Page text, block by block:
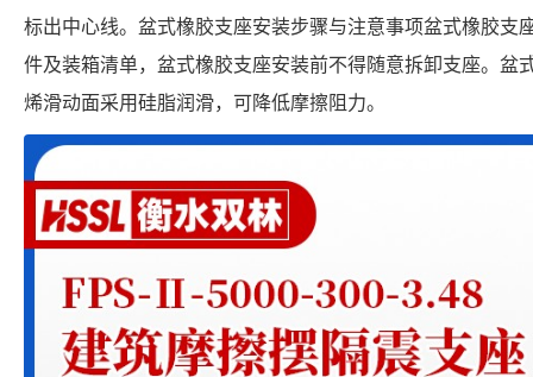
标出中心线。盆式橡胶支座安装步骤与注意事项盆式橡胶支
件及装箱清单，盆式橡胶支座安装前不得随意拆卸支座。盆
烯滑动面采用硅脂润滑，可降低摩擦阻力。